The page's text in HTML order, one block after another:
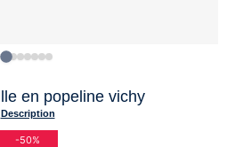
en popeline vichy
Description
-50%